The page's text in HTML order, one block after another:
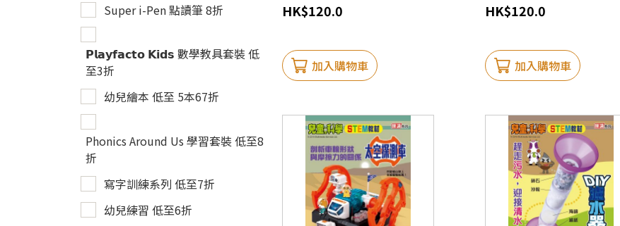
Super i-Pen 點讀筆 8折
𝗣𝗹𝗮𝘆𝗳𝗮𝗰𝘁𝗼 𝗞𝗶𝗱𝘀 數學教具套裝 低
至3折
幼兒繪本 低至 5本67折
Phonics Around Us 學習套裝 低至8
折
寫字訓練系列 低至7折
幼兒練習 低至6折
HK$120.0
加入購物車
HK$120.0
加入購物車